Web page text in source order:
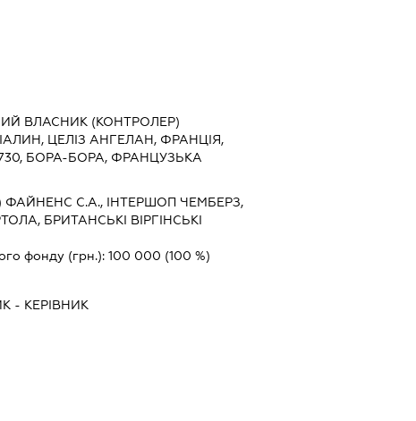
ВЛАСНИК (КОНТРОЛЕР)
ЦЕЛІЗ АНГЕЛАН, ФРАНЦІЯ,
БОРА-БОРА, ФРАНЦУЗЬКА
С.А., ІНТЕРШОП ЧЕМБЕРЗ,
БРИТАНСЬКІ ВІРГІНСЬКІ
фонду (грн.): 100 000 (100 %)
- КЕРІВНИК